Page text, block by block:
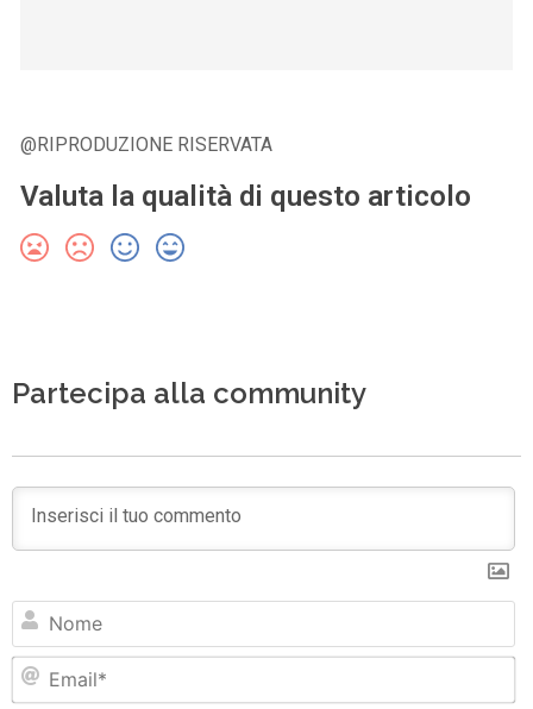
@RIPRODUZIONE RISERVATA
Valuta la qualità di questo articolo
Partecipa alla community